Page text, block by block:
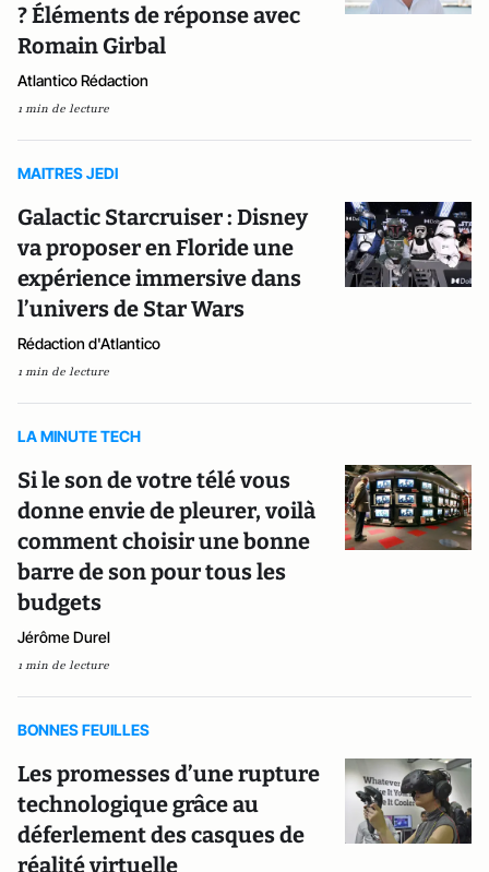
? Éléments de réponse avec
Romain Girbal
Atlantico Rédaction
1 min de lecture
MAITRES JEDI
Galactic Starcruiser : Disney
va proposer en Floride une
expérience immersive dans
l’univers de Star Wars
Rédaction d'Atlantico
1 min de lecture
LA MINUTE TECH
Si le son de votre télé vous
donne envie de pleurer, voilà
comment choisir une bonne
barre de son pour tous les
budgets
Jérôme Durel
1 min de lecture
BONNES FEUILLES
Les promesses d’une rupture
technologique grâce au
déferlement des casques de
réalité virtuelle